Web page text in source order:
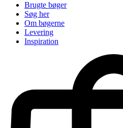
Brugte bøger
Søg her
Om bøgerne
Levering
Inspiration